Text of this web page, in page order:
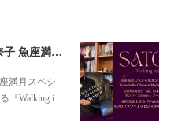
Franchelle Ofsoské Wyber × 濱 美奈子 魚座満月スペシャルオンラインセミナー
満月スペシ
『Walking i…